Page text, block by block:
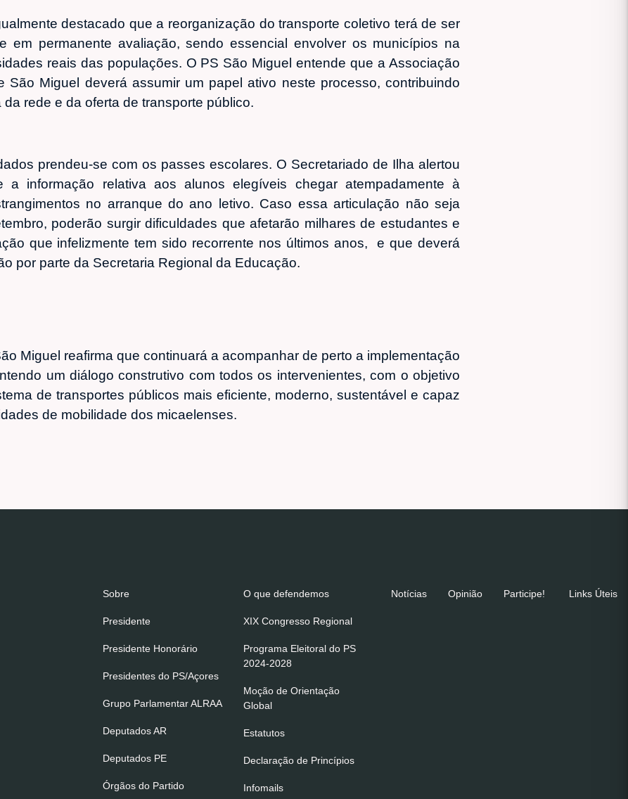
destacado que a reorganização do transporte coletivo terá de ser
em permanente avaliação, sendo essencial envolver os municípios na
reais das populações. O PS São Miguel entende que a Associação
São Miguel deverá assumir um papel ativo neste processo, contribuindo
rede e da oferta de transporte público.
prendeu-se com os passes escolares. O Secretariado de Ilha alertou
a informação relativa aos alunos elegíveis chegar atempadamente à
no arranque do ano letivo. Caso essa articulação não seja
poderão surgir dificuldades que afetarão milhares de estudantes e
que infelizmente tem sido recorrente nos últimos anos, e que deverá
por parte da Secretaria Regional da Educação.
Miguel reafirma que continuará a acompanhar de perto a implementação
um diálogo construtivo com todos os intervenientes, com o objetivo
de transportes públicos mais eficiente, moderno, sustentável e capaz
de mobilidade dos micaelenses.
Sobre
Presidente
Presidente Honorário
Presidentes do PS/Açores
Grupo Parlamentar ALRAA
Deputados AR
Deputados PE
Órgãos do Partido
O que defendemos
XIX Congresso Regional
Programa Eleitoral do PS
2024-2028
Moção de Orientação
Global
Estatutos
Declaração de Princípios
Infomails
Notícias Opinião Participe! Links Úteis